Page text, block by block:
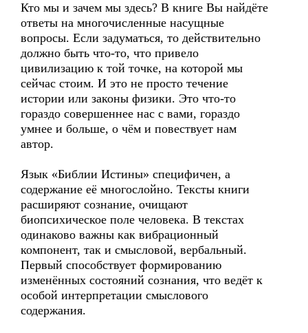
Кто мы и зачем мы здесь? В книге Вы найдёте
ответы на многочисленные насущные
вопросы. Если задуматься, то действительно
должно быть что-то, что привело
цивилизацию к той точке, на которой мы
сейчас стоим. И это не просто течение
истории или законы физики. Это что-то
гораздо совершеннее нас с вами, гораздо
умнее и больше, о чём и повествует нам
автор.
Язык «Библии Истины» специфичен, а
содержание её многослойно. Тексты книги
расширяют сознание, очищают
биопсихическое поле человека. В текстах
одинаково важны как вибрационный
компонент, так и смысловой, вербальный.
Первый способствует формированию
изменённых состояний сознания, что ведёт к
особой интерпретации смыслового
содержания.